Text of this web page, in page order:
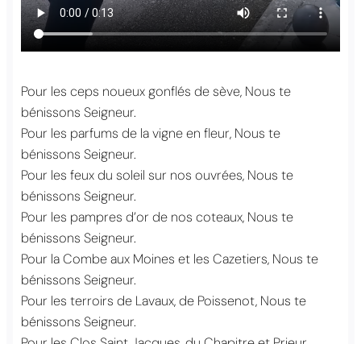
Pour les ceps noueux gonflés de sève, Nous te
bénissons Seigneur.
Pour les parfums de la vigne en fleur, Nous te
bénissons Seigneur.
Pour les feux du soleil sur nos ouvrées, Nous te
bénissons Seigneur.
Pour les pampres d’or de nos coteaux, Nous te
bénissons Seigneur.
Pour la Combe aux Moines et les Cazetiers, Nous te
bénissons Seigneur.
Pour les terroirs de Lavaux, de Poissenot, Nous te
bénissons Seigneur.